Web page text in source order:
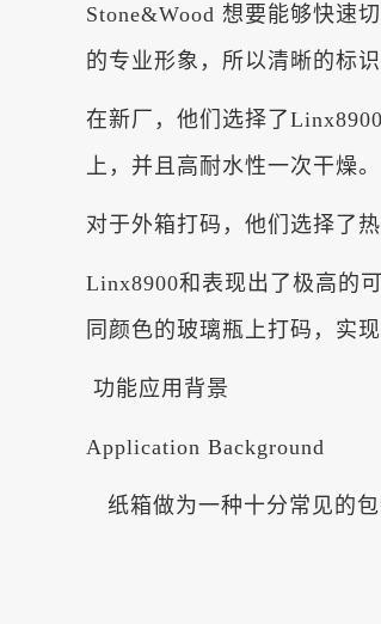
Stone&Wood 想要能够快速
的专业形象，所以清晰的标
在新厂，他们选择了
上，并且高耐水性一次干燥。
对于外箱打码，他们选择了
Linx8900和表现出了极高的
同颜色的玻璃瓶上打码，实
功能应用背景
Application Background
纸箱做为一种十分常见的包